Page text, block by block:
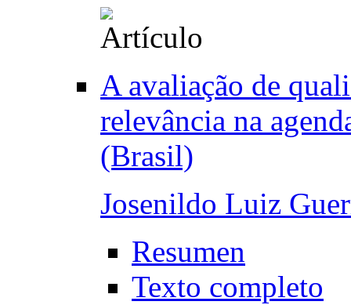
A avaliação de
relevância na
(Brasil)
Josenildo Luiz
Resumen
Texto completo